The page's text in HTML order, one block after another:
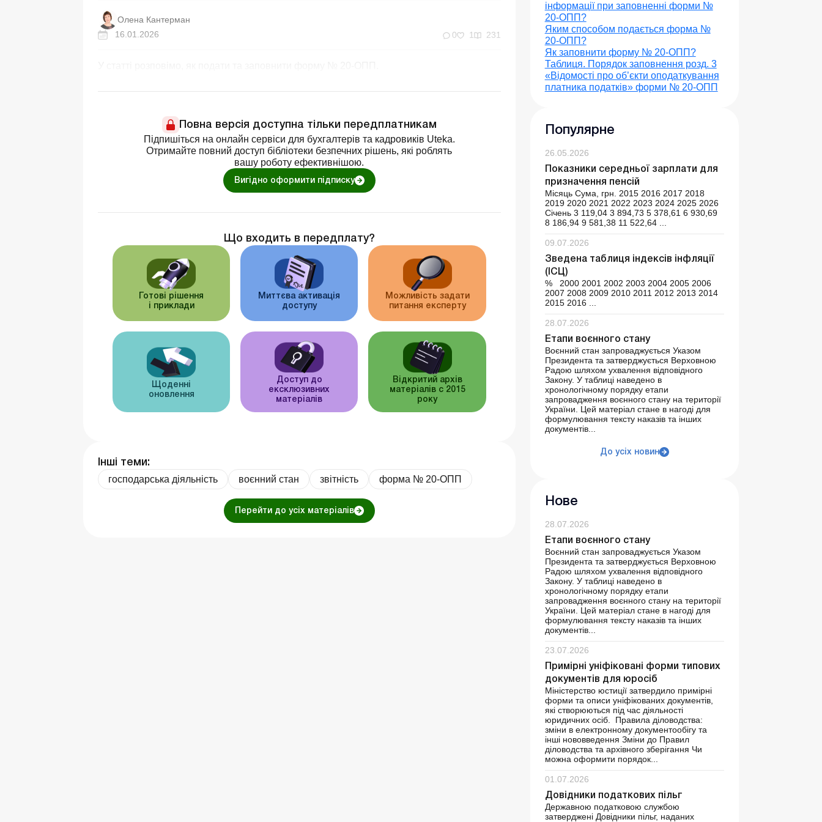
Олена Кантерман
16.01.2026
0 1 231
Повна версія доступна тільки передплатникам
Підпишіться на онлайн сервіси для бухгалтерів та кадровиків Uteka.
Отримайте повний доступ бібліотеки безпечних рішень, які роблять
вашу роботу ефективнішою.
Вигідно оформити підписку
Що входить в передплату?
Готові рішення
і приклади
Миттєва активація
доступу
Можливість задати
питання експерту
Щоденні
оновлення
Доступ до
ексклюзивних
матеріалів
Відкритий архів
матеріалів c 2015
року
Інші теми:
господарська діяльність воєнний стан звітність форма № 20-ОПП
Перейти до усіх матеріалів
інформації при заповненні форми №
20-ОПП?
Яким способом подається форма №
20-ОПП?
Як заповнити форму № 20-ОПП?
Таблиця. Порядок заповнення розд. 3
«Відомості про об’єкти оподаткування
платника податків» форми № 20-ОПП
Популярне
26.05.2026
Показники середньої зарплати для
призначення пенсій
Місяць Сума, грн. 2015 2016 2017 2018
2019 2020 2021 2022 2023 2024 2025 2026
Січень 3 119,04 3 894,73 5 378,61 6 930,69
8 186,94 9 581,38 11 522,64 ...
09.07.2026
Зведена таблиця індексів інфляції
(ІСЦ)
% 2000 2001 2002 2003 2004 2005 2006
2007 2008 2009 2010 2011 2012 2013 2014
2015 2016 ...
28.07.2026
Етапи воєнного стану
Воєнний стан запроваджується Указом
Президента та затверджується Верховною
Радою шляхом ухвалення відповідного
Закону. У таблиці наведено в
хронологічному порядку етапи
запровадження воєнного стану на території
України. Цей матеріал стане в нагоді для
формулювання тексту наказів та інших
документів...
До усіх новин
Нове
28.07.2026
Етапи воєнного стану
Воєнний стан запроваджується Указом
Президента та затверджується Верховною
Радою шляхом ухвалення відповідного
Закону. У таблиці наведено в
хронологічному порядку етапи
запровадження воєнного стану на території
України. Цей матеріал стане в нагоді для
формулювання тексту наказів та інших
документів...
23.07.2026
Примірні уніфіковані форми типових
документів для юросіб
Міністерство юстиції затвердило примірні
форми та описи уніфікованих документів,
які створюються під час діяльності
юридичних осіб. Правила діловодства:
зміни в електронному документообігу та
інші нововведення Зміни до Правил
діловодства та архівного зберігання Чи
можна оформити порядок...
01.07.2026
Довідники податкових пільг
Державною податковою службою
затверджені Довідники пільг, наданих